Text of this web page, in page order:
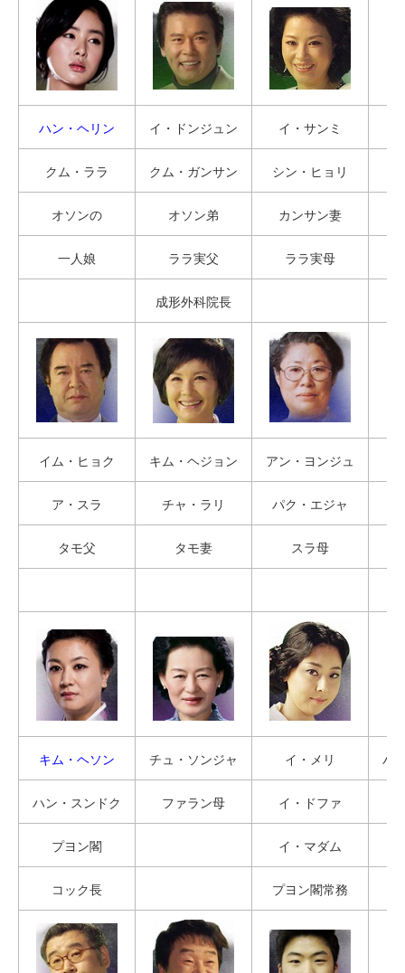
ハン・ヘリン イ・ドンジュン イ・サンミ
クム・ララ クム・ガンサン シン・ヒョリ
オソンの オソン弟 カンサン妻
一人娘 ララ実父 ララ実母
成形外科院長
イム・ヒョク キム・ヘジョン アン・ヨンジュ
ア・スラ チャ・ラリ パク・エジャ
タモ父 タモ妻 スラ母
キム・ヘソン チュ・ソンジャ イ・メリ パ
ハン・スンドク ファラン母 イ・ドファ
プヨン閣 イ・マダム
コック長 プヨン閣常務